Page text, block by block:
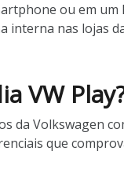
ou em
nas lojas
VW
da Volkswagen
que